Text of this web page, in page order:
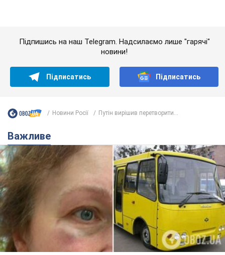
Важливе
У Львові жінка спровокувала конфлікт,
розмовляючи російською мовою у маршрутці:
поліція склала адмінпротокол. Відео
На місце події прибули патрульні поліцейські та слідчо-
оперативна група
10,8 т.